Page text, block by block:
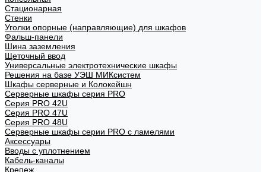
Стационарная
Стенки
Уголки опорные (направляющие) для шкафов
Фальш-панели
Шина заземления
Щеточный ввод
Универсальные электротехнические шкафы
Решения на базе УЭШ МИКсистем
Шкафы серверные и Колокейшн
Серверные шкафы серия PRO
Серия PRO 42U
Серия PRO 47U
Серия PRO 48U
Серверные шкафы серии PRO с ламелями
Аксессуары
Вводы с уплотнением
Кабель-каналы
Крепеж